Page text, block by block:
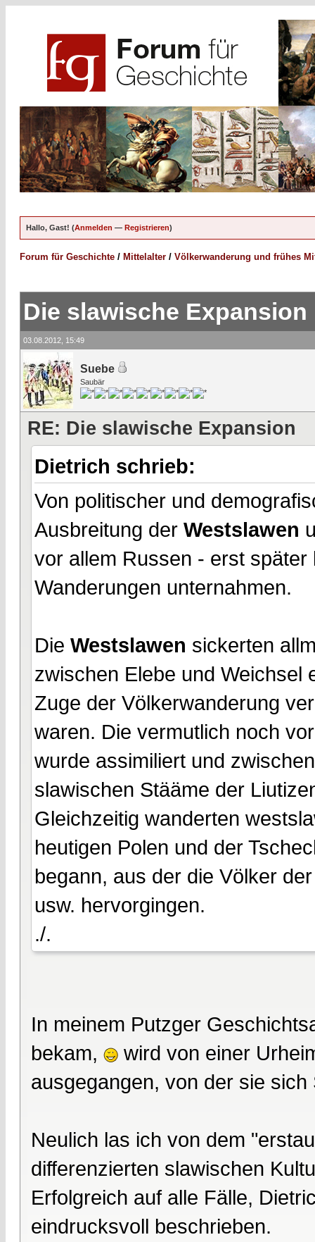
Hallo, Gast! (Anmelden — Registrieren)
Forum für Geschichte / Mittelalter / Völkerwanderung und frühes
Die slawische Expansion
03.08.2012, 15:49
Suebe
Saubär
RE: Die slawische Expansion
Dietrich schrieb:
Von politischer und
Ausbreitung der Westslawen
vor allem Russen - erst
Wanderungen unternahmen.
Die Westslawen sickerten
zwischen Elebe und Weichsel
Zuge der Völkerwanderung
waren. Die vermutlich noch
wurde assimiliert und
slawischen Stääme der
Gleichzeitig wanderten
heutigen Polen und der
begann, aus der die Völker
usw. hervorgingen.
./.
In meinem Putzger
bekam,
wird von einer
ausgegangen, von der sie
Neulich las ich von dem
differenzierten slawischen
Erfolgreich auf alle Fälle,
eindrucksvoll beschrieben.